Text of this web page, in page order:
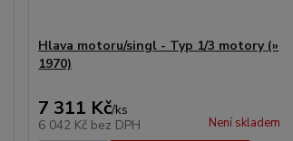
Hlava motoru/singl - Typ 1/3 motory (»
1970)
7 311 Kč/ks
6 042 Kč bez DPH Není skladem